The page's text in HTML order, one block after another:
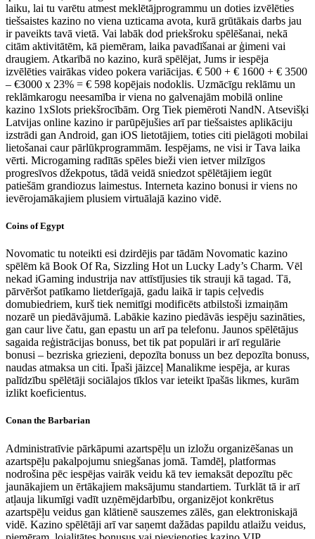
laiku, lai tu varētu atmest meklētājprogrammu un doties izvēlēties
tiešsaistes kazino no viena uzticama avota, kurā grūtākais darbs jau
ir paveikts tavā vietā. Vai labāk dod priekšroku spēlēšanai, nekā
citām aktivitātēm, kā piemēram, laika pavadīšanai ar ģimeni vai
draugiem. Atkarībā no kazino, kurā spēlējat, Jums ir iespēja
izvēlēties vairākas video pokera variācijas. € 500 + € 1600 + € 3500
– €3000 x 23% = € 598 kopējais nodoklis. Uzmācīgu reklāmu un
reklāmkarogu neesamība ir viena no galvenajām mobilā online
kazino 1xSlots priekšrocībām. Org Tiek piemēroti NandN. Atsevišķi
Latvijas online kazino ir parūpējušies arī par tiešsaistes aplikāciju
izstrādi gan Android, gan iOS lietotājiem, toties citi pielāgoti mobilai
lietošanai caur pārlūkprogrammām. Iespējams, ne visi ir Tava laika
vērti. Microgaming radītās spēles bieži vien ietver milzīgos
progresīvos džekpotus, tādā veidā sniedzot spēlētājiem iegūt
patiešām grandiozus laimestus. Interneta kazino bonusi ir viens no
ievērojamākajiem plusiem virtuālajā kazino vidē.
Coins of Egypt
Novomatic tu noteikti esi dzirdējis par tādām Novomatic kazino
spēlēm kā Book Of Ra, Sizzling Hot un Lucky Lady’s Charm. Vēl
nekad iGaming industrija nav attīstījusies tik strauji kā tagad. Tā,
pārvēršot patīkamo lietderīgajā, gadu laikā ir tapis ceļvedis
domubiedriem, kurš tiek nemitīgi modificēts atbilstoši izmaiņām
nozarē un piedāvājumā. Labākie kazino piedāvās iespēju sazināties,
gan caur live čatu, gan epastu un arī pa telefonu. Jaunos spēlētājus
sagaida reģistrācijas bonuss, bet tik pat populāri ir arī regulārie
bonusi – bezriska griezieni, depozīta bonuss un bez depozīta bonuss,
naudas atmaksa un citi. Īpaši jāizceļ Manalikme iespēja, ar kuras
palīdzību spēlētāji sociālajos tīklos var ieteikt īpašās likmes, kurām
izlikt koeficientus.
Conan the Barbarian
Administratīvie pārkāpumi azartspēļu un izložu organizēšanas un
azartspēļu pakalpojumu sniegšanas jomā. Tamdēļ, platformas
nodrošina pēc iespējas vairāk veidu kā tev iemaksāt depozītu pēc
jaunākajiem un ērtākajiem maksājumu standartiem. Turklāt tā ir arī
atļauja likumīgi vadīt uzņēmējdarbību, organizējot konkrētus
azartspēļu veidus gan klātienē sauszemes zālēs, gan elektroniskajā
vidē. Kazino spēlētāji arī var saņemt dažādas papildu atlaižu veidus,